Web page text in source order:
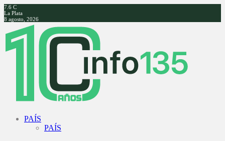
7.6 C
La Plata
8 agosto, 2026
Facebook
Twitter
Instagram
Youtube
PAÍS
PAÍS